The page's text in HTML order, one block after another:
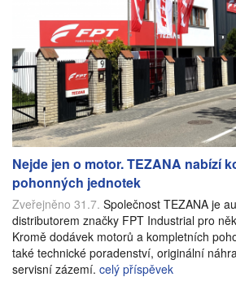
Nejde jen o motor. TEZANA nabízí
pohonných jednotek
Zveřejněno 31.7. Společnost TEZANA je
distributorem značky FPT Industrial pro
Kromě dodávek motorů a kompletních
také technické poradenství, originální
servisní zázemí. celý příspěvek